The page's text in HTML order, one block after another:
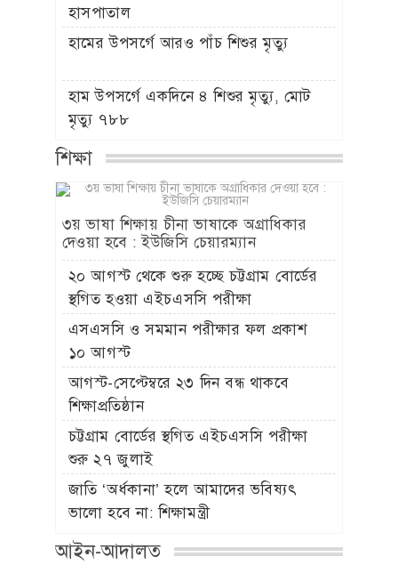
হাসপাতাল
হামের উপসর্গে আরও পাঁচ শিশুর মৃত্যু
হাম উপসর্গে একদিনে ৪ শিশুর মৃত্যু, মোট
মৃত্যু ৭৮৮
শিক্ষা
৩য় ভাষা শিক্ষায় চীনা ভাষাকে অগ্রাধিকার
দেওয়া হবে : ইউজিসি চেয়ারম্যান
২০ আগস্ট থেকে শুরু হচ্ছে চট্টগ্রাম বোর্ডের
স্থগিত হওয়া এইচএসসি পরীক্ষা
এসএসসি ও সমমান পরীক্ষার ফল প্রকাশ
১০ আগস্ট
আগস্ট-সেপ্টেম্বরে ২৩ দিন বন্ধ থাকবে
শিক্ষাপ্রতিষ্ঠান
চট্টগ্রাম বোর্ডের স্থগিত এইচএসসি পরীক্ষা
শুরু ২৭ জুলাই
জাতি ‘অর্ধকানা’ হলে আমাদের ভবিষ্যৎ
ভালো হবে না: শিক্ষামন্ত্রী
আইন-আদালত